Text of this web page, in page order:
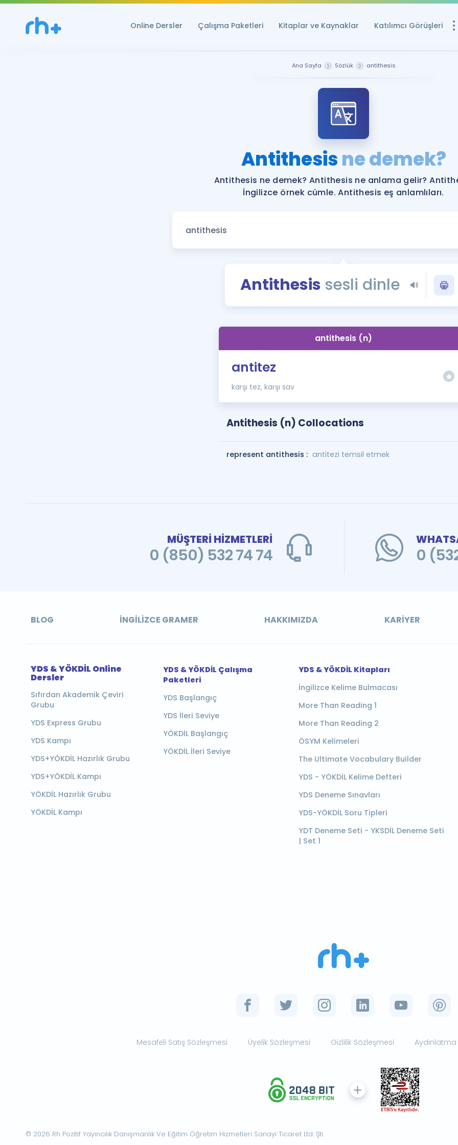
Online Dersler Çalışma Paketleri Kitaplar ve Kaynaklar Katılımcı Görüşleri
YDS ve YÖKDİL
YDS ve YÖKDİL'e
Tüm ÖSYM
YDS - YÖKDİL
İngilizce
Ana Sayfa Sözlük antithesis
Antithesisne demek?
Antithesis ne demek? Antithesis ne anlama gelir?
İngilizce örnek cümle. Antithesis eş anlamlıları.
Antithesis sesli dinle
antithesis (n)
antitez
karşı tez, karşı sav
Antithesis (n) Collocations
represent antithesis : antitezi temsil etmek
MÜŞTERİ HİZMETLERİ
0 (850) 532 74 74 0
BLOG İNGILIZCE GRAMER HAKKIMIZDA KARIYER
YDS & YÖKDİL Online
Dersler
Sıfırdan Akademik Çeviri
Grubu
YDS Express Grubu
YDS Kampı
YDS+YÖKDİL Hazırlık Grubu
YDS+YÖKDİL Kampı
YÖKDİL Hazırlık Grubu
YÖKDİL Kampı
YDS & YÖKDİL Çalışma
Paketleri
YDS Başlangıç
YDS İleri Seviye
YÖKDİL Başlangıç
YÖKDİL İleri Seviye
YDS & YÖKDİL Kitapları
İngilizce Kelime Bulmacası
More Than Reading 1
More Than Reading 2
ÖSYM Kelimeleri
The Ultimate Vocabulary Builder
YDS - YÖKDİL Kelime Defteri
YDS Deneme Sınavları
YDS-YÖKDİL Soru Tipleri
YDT Deneme Seti - YKSDİL Deneme Seti
| Set 1
Mesafeli Satış Sözleşmesi Üyelik Sözleşmesi Gizlilik Sözleşmesi
© 2026 Rh Pozitif Yayıncılık Danışmanlık Ve Eğitim Öğretim Hizmetleri Sanayi Ticaret Ltd. Şti.